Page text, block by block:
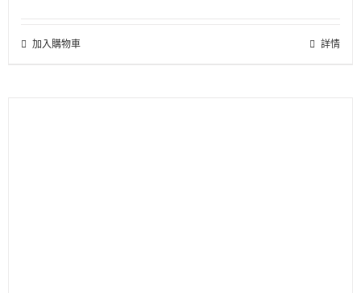
加入購物車 詳情